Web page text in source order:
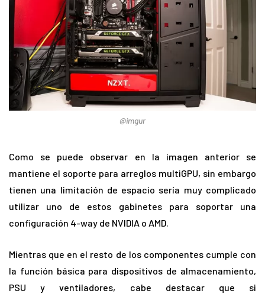
@imgur
Como se puede observar en la imagen anterior se
mantiene el soporte para arreglos multiGPU, sin embargo
tienen una limitación de espacio sería muy complicado
utilizar uno de estos gabinetes para soportar una
configuración 4-way de NVIDIA o AMD.
Mientras que en el resto de los componentes cumple con
la función básica para dispositivos de almacenamiento,
PSU y ventiladores, cabe destacar que si